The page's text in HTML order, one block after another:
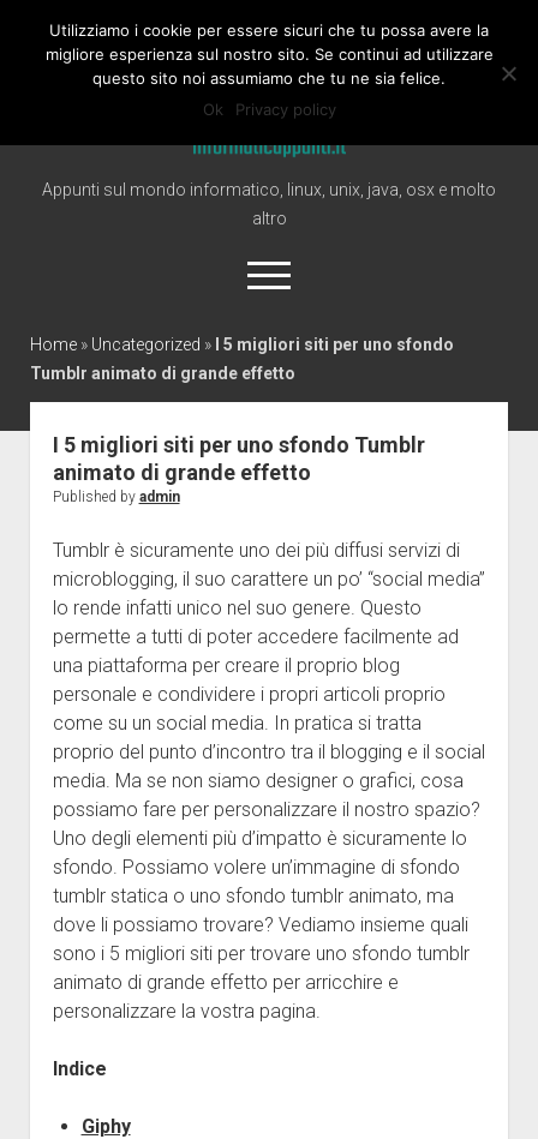
Informaticappunti
Appunti sul mondo informatico, linux, unix, java, osx e molto
altro
open
menu
twitter
Home
Windows
Linux
Java
Home» Uncategorized »
I 5 migliori siti per uno sfondo
Tumblr animato di grande effetto
I 5 migliori siti per uno sfondo Tumblr
animato di grande effetto
Published by admin
Tumblr è sicuramente uno dei più diffusi servizi di
microblogging, il suo carattere un po’ “social media”
lo rende infatti unico nel suo genere. Questo
permette a tutti di poter accedere facilmente ad
una piattaforma per creare il proprio blog
personale e condividere i propri articoli proprio
come su un social media. In pratica si tratta
proprio del punto d’incontro tra il blogging e il social
media. Ma se non siamo designer o grafici, cosa
possiamo fare per personalizzare il nostro spazio?
Uno degli elementi più d’impatto è sicuramente lo
sfondo. Possiamo volere un’immagine di sfondo
tumblr statica o uno sfondo tumblr animato, ma
dove li possiamo trovare? Vediamo insieme quali
sono i 5 migliori siti per trovare uno sfondo tumblr
animato di grande effetto per arricchire e
personalizzare la vostra pagina.
Indice
Giphy
Utilizziamo i cookie per essere sicuri che tu possa avere la
migliore esperienza sul nostro sito. Se continui ad utilizzare
questo sito noi assumiamo che tu ne sia felice.
Ok
Privacy policy